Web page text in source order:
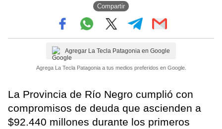
Compartir
Agregar La Tecla Patagonia en Google
Agrega La Tecla Patagonia a tus medios preferidos en Google.
La Provincia de Río Negro cumplió con
compromisos de deuda que ascienden a
$92.440 millones durante los primeros